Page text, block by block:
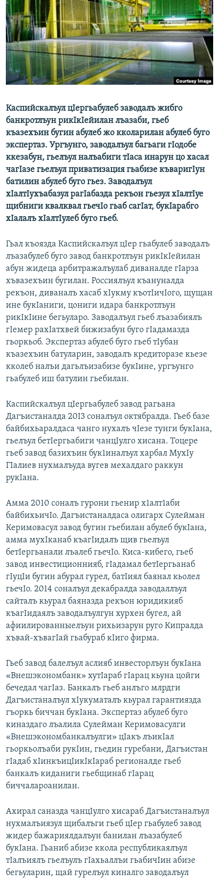
РАСПИСАНИЕ ВЕЩАНИЯ
ПОДПИШИТЕСЬ НА РАССЫЛКУ
СОЦИАЛЬНЫЕ СЕТИ
Все сайты РСЕ/РС
Каспийскалъул цIергьабулеб заводалъ жибго
банкротлъун рикIкIейилан лъазаби, гьеб
къазехъин бугин абулеб жо кколарилан абулеб буго
экспертаз. Ургъунго, заводалъул багьаги гIодобе
ккезабун, гьелъул налъабиги тIаса инарун цо хасал
чагIазе гьелъул приватизация гьабизе къваригIун
батилин абулеб буго гьез. Заводалъул
хIалтIухъабазул рагIабазда рекъон гьезул хIалтIуе
щибниги квалквал гьечIо гьаб сагIат, букIарабго
хIалалъ хIалтIулеб буго гьеб.
Гьал къоязда Каспийскалъул цIер гьабулеб заводалъ
лъазабулеб буго завод банкротлъун рикIкIейилан
абун жидеца арбитражалъулаб диваналде гIарза
хъвазехъин бугилан. Россиялъул къануналда
рекъон, диваналъ хасаб хIукму къотIичIого, щущан
ине букIаниги, цониги идара банкротлъун
рикIкIине бегьуларо. Заводалъул гьеб лъазабиялъ
гIемер рахIатхвей бижизабун буго гIадамазда
гьоркьоб. Экспертаз абулеб буго гьеб тIубан
къазехъин батуларин, заводалъ кредиторазе кьезе
кколеб налъи дагьлъизабизе букIине, ургъунго
гьабулеб иш батулин гьебилан.
Каспийскалъул цIергьабулеб завод рагьана
Дагъистаналда 20I3 соналъул октябралда. Гьеб базе
байбихьаралдаса чанго нухалъ чIезе тунги букIана,
гьелъул бетIергьабиги чанцIулго хисана. Тоцере
гьеб завод базихъин бук1иналъул харбал МухIу
ГIалиев нухмалъуда вугев мехалдаго раккун
рукIана.
Амма 2010 соналъ гурони гьенир х1алт1аби
байбихьичIо. Дагъистаналдаса олигарх Сулейман
Керимовасул завод бугин гьебилан абулеб букIана,
амма мухIканаб къагIидалъ щив гьелъул
бетIергьанали лъалеб гьечIо. Киса-кибего, гьеб
завод инвестиционнияб, гIадамал бетIергьанаб
гIуцIи бугин абурал гурел, батIиял баянал кьолел
гьечIо. 2014 соналъул декабралда заводаллъул
сайталъ кьурал баяназда рекъон юридикияб
къагIидаялъ заводалъулгун хурхен бугел, ай
афиилированныелъун рихьизарун руго Кипралда
хъвай-хъвагIай гьабураб кIиго фирма.
Гьеб завод балелъул аслияб инвесторлъун букIана
«Внешэкономбанк» хутIараб гIарац кьуна цойги
бечедал чагIаз. Банкалъ гьеб анлъго млрдги
Дагъистаналъул хIукуматалъ кьурал гарантиязда
гъоркь биччан букIана. Экспертаз абулеб буго
киназдаго лъалила Сулейман Керимовасулги
«Внешэкономбанкалъулги» цIакъ лъикIал
гьоркьолъаби рукIин, гьедин гуребани, Дагъистан
гIадаб хIинкъицIикIкIараб регионалде гьеб
банкалъ киданиги гьебщинаб гIарац
биччалароанилан.
Ахирал саназда чанцIулго хисараб Дагъистаналъул
нухмалъиязул щибалъги гьеб цIер гьабулеб завод
жидер бажариялдалъун банилан лъазабулеб
букIана. Гьаниб абизе ккола республикаялъул
тIалъиялъ гьелъулъ гIахьаллъи гьабичIин абизе
бегьуларин, щай гурелъул киналго заводалъул